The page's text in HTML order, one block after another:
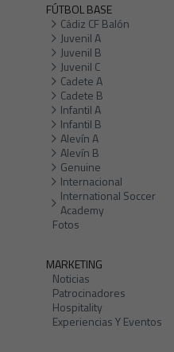
FÚTBOL BASE
Cádiz CF Balón
Juvenil A
Juvenil B
Juvenil C
Cadete A
Cadete B
Infantil A
Infantil B
Alevín A
Alevín B
Genuine
Internacional
International Soccer
Academy
Fotos
MARKETING
Noticias
Patrocinadores
Hospitality
Experiencias Y Eventos